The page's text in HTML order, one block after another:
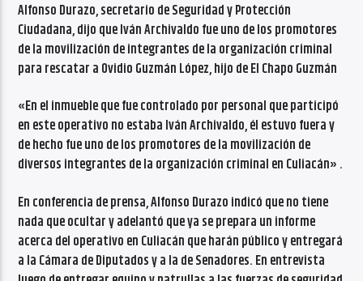
Radio VoxQR
Alfonso Durazo, secretario de Seguridad y Protección
Ciudadana, dijo que Iván Archivaldo fue uno de los promotores
de la movilización de integrantes de la organización criminal
para rescatar a Ovidio Guzmán López, hijo de El Chapo Guzmán
«En el inmueble que fue controlado por personal que participó
en este operativo no estaba Iván Archivaldo, él estuvo fuera y
de hecho fue uno de los promotores de la movilización de
diversos integrantes de la organización criminal en Culiacán» .
En conferencia de prensa, Alfonso Durazo indicó que no tiene
nada que ocultar y adelantó que ya se prepara un informe
acerca del operativo en Culiacán que harán público y entregará
a la Cámara de Diputados y a la de Senadores. En entrevista